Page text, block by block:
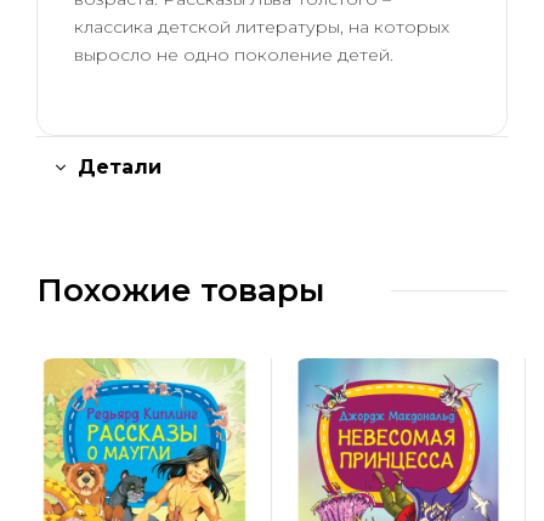
классика детской литературы, на которых
выросло не одно поколение детей.
Детали
Похожие товары